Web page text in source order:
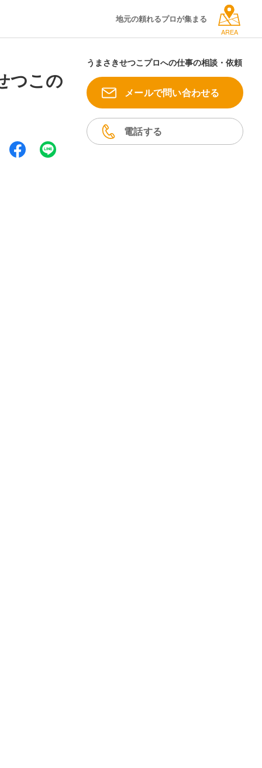
地元の頼れるプロが集まる
AREA
この
うまさきせつこプロへの仕事の相談・依頼
メールで問い合わせる
電話する